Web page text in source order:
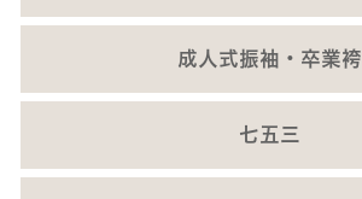
成人式振袖・卒業袴
七五三